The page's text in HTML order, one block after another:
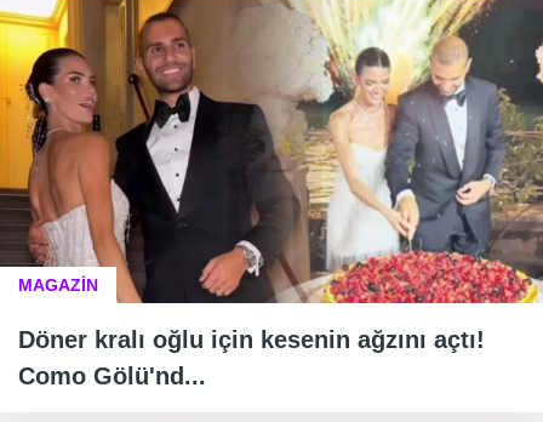
MAGAZİN
Döner kralı oğlu için kesenin ağzını açtı!
Como Gölü'nd...